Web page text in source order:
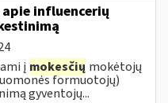
influencerių
į mokesčių mokėtojų
formuotojų)
gyventojų...